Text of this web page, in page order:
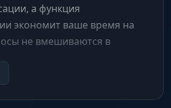
а функция
экономит ваше время на
не вмешиваются в
остаются невидимыми для